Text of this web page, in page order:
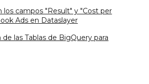
los campos "Result" y "Cost per
Ads en Dataslayer
las Tablas de BigQuery para